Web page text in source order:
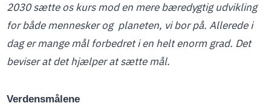
2030 sætte os kurs mod en mere bæredygtig udvikling
for både mennesker og planeten, vi bor på. Allerede i
dag er mange mål forbedret i en helt enorm grad. Det
beviser at det hjælper at sætte mål.
Verdensmålene